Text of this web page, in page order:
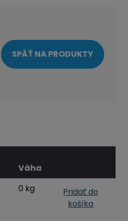
SPÄŤ NA PRODUKTY
Váha
0 kg
Pridať do
košíka